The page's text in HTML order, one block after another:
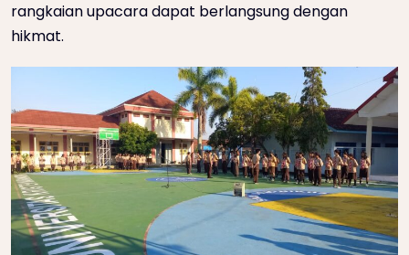
rangkaian upacara dapat berlangsung dengan
hikmat.